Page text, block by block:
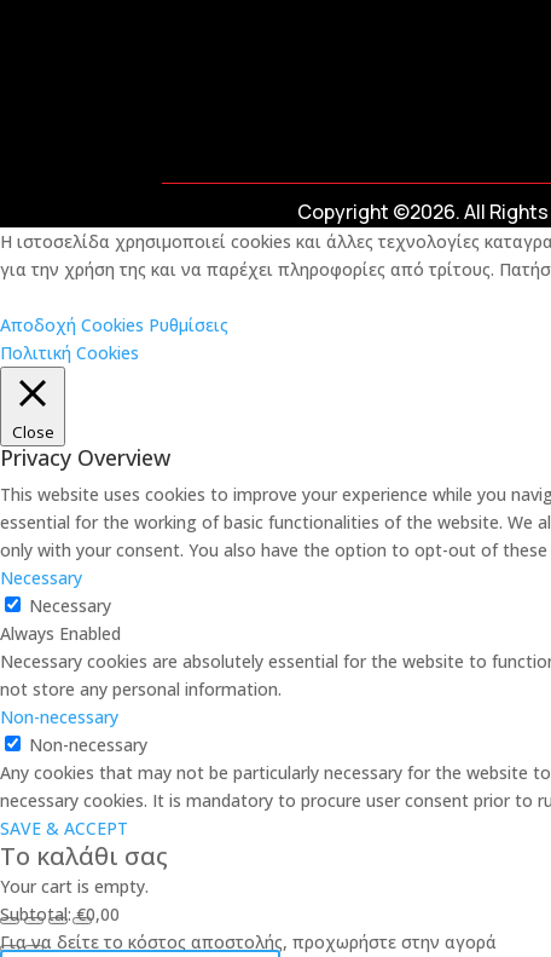
Copyright ©2026. All
Η ιστοσελίδα χρησιμοποιεί cookies και άλλες τεχνολογίες
για την χρήση της και να παρέχει πληροφορίες από τρίτους.
Αποδοχή Cookies Ρυθμίσεις
Πολιτική Cookies
Close
Privacy Overview
This website uses cookies to improve your experience while you
essential for the working of basic functionalities of the website. We
only with your consent. You also have the option to opt-out of
Necessary
Necessary
Always Enabled
Necessary cookies are absolutely essential for the website to
not store any personal information.
Non-necessary
Non-necessary
Any cookies that may not be particularly necessary for the website
necessary cookies. It is mandatory to procure user consent prior to
SAVE & ACCEPT
Το καλάθι σας
Your cart is empty.
Subtotal: €0,00
Για να δείτε το κόστος αποστολής, προχωρήστε στην αγορά